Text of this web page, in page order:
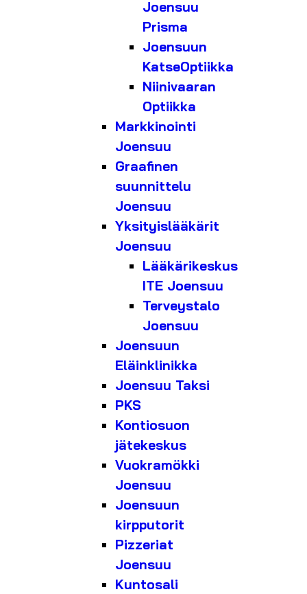
Joensuu
Prisma
Joensuun
KatseOptiikka
Niinivaaran
Optiikka
Markkinointi
Joensuu
Graafinen
suunnittelu
Joensuu
Yksityislääkärit
Joensuu
Lääkärikeskus
ITE Joensuu
Terveystalo
Joensuu
Joensuun
Eläinklinikka
Joensuu Taksi
PKS
Kontiosuon
jätekeskus
Vuokramökki
Joensuu
Joensuun
kirpputorit
Pizzeriat
Joensuu
Kuntosali